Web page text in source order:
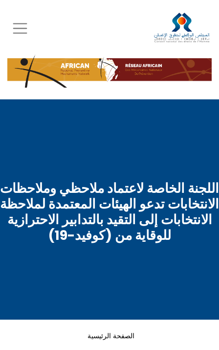
Skip
to
main
content
اللجنة الخاصة لاعتماد ملاحظي وملاحظات
الانتخابات تدعو الهيئات المعتمدة لملاحظة
الانتخابات إلى التقيد بالتدابير الاحترازية
للوقاية من (كوفيد-19)
الصفحة الرئيسية